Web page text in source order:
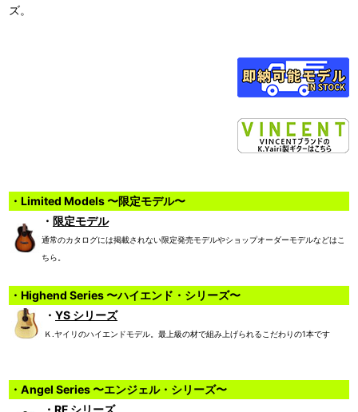
ズ。
・Limited Models 〜限定モデル〜
・ 限定モデル
通常のカタログには掲載されない限定発売モデルやショップオーダーモデルなどはこ
ちら。
・Highend Series 〜ハイエンド・シリーズ〜
・ YS シリーズ
Ｋ.ヤイリのハイエンドモデル。最上級の材で組み上げられるこだわりの1本です
・Angel Series 〜エンジェル・シリーズ〜
・ RF シリーズ